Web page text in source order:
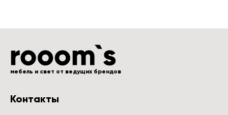
мебель и свет от ведущих брендов
Контакты